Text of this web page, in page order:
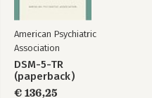
Deel II Leef op jouw
Stereotypes en aannames 71
Stap 4 Formuleer jouw
79
American Psychiatric
Association
DSM-5-TR
(paperback)
€ 136,25